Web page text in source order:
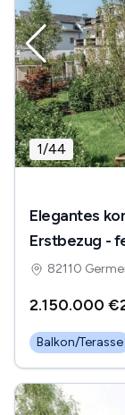
1/44
Elegantes
Erstbezug -
82110
2.150.000 €
Balkon/Terasse